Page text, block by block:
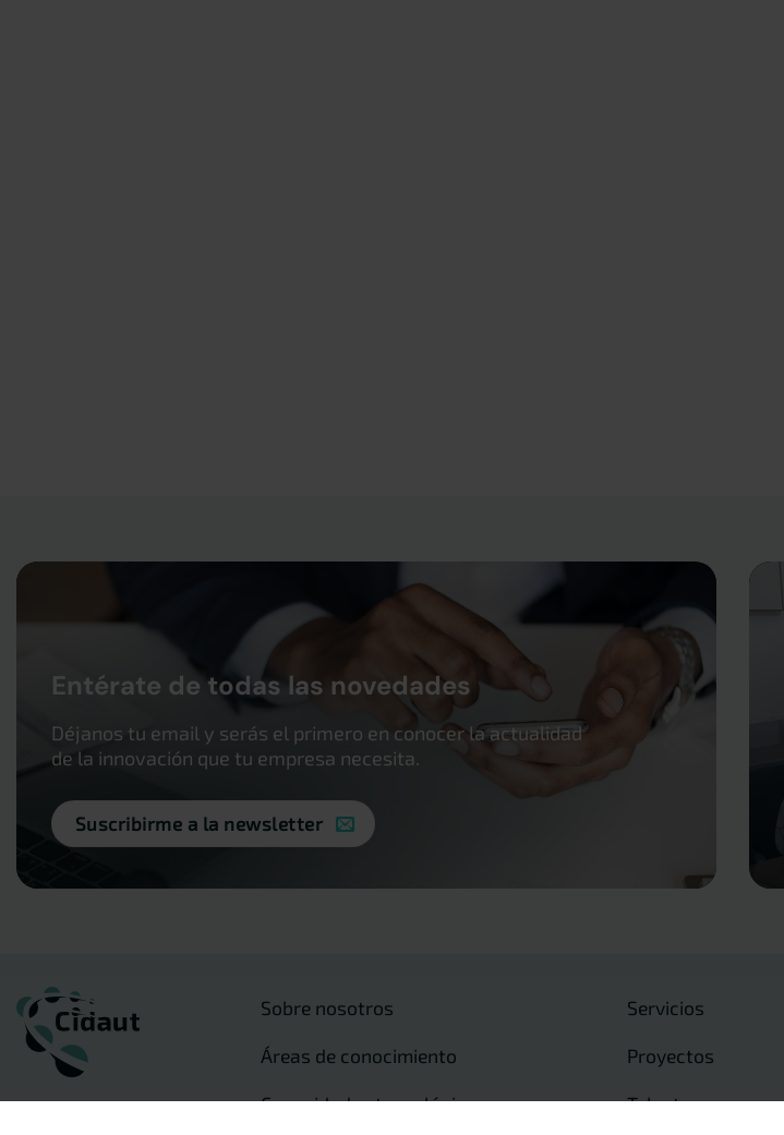
Entérate de todas las novedades
Déjanos tu email y serás el primero en conocer la actualidad
de la innovación que tu empresa necesita.
Suscribirme a la newsletter
Sobre nosotros
Áreas de conocimiento
Capacidades tecnológicas
Servicios
Proyectos
Talento